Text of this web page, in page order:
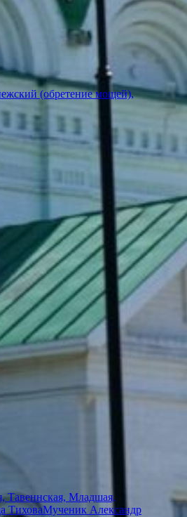
(обретение мощей),
Тавеннская, Младшая,
ТиховаМученик Александр